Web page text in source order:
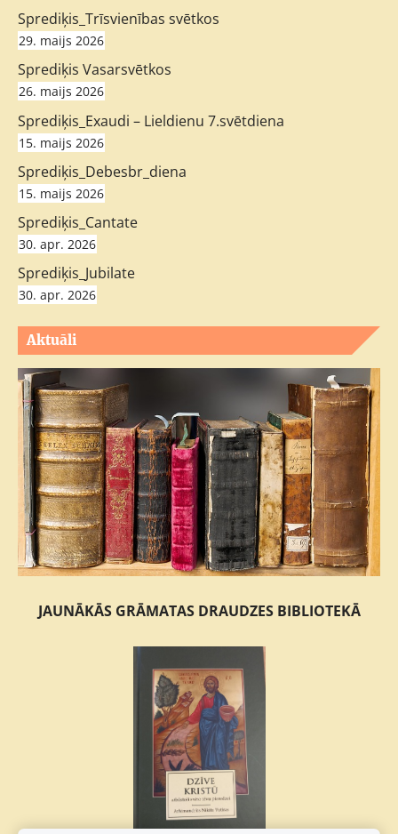
Sprediķis_Trīsvienības svētkos
29. maijs 2026
Sprediķis Vasarsvētkos
26. maijs 2026
Sprediķis_Exaudi – Lieldienu 7.svētdiena
15. maijs 2026
Sprediķis_Debesbr_diena
15. maijs 2026
Sprediķis_Cantate
30. apr. 2026
Sprediķis_Jubilate
30. apr. 2026
Aktuāli
JAUNĀKĀS GRĀMATAS DRAUDZES BIBLIOTEKĀ